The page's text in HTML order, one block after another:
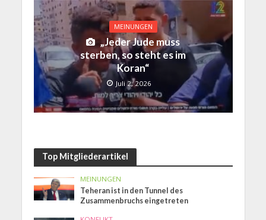
MEINUNGEN
„Jeder Jude muss
sterben, so steht es im
Koran“
Juli 2, 2026
Top Mitgliederartikel
MEINUNGEN
Teheran ist in den Tunnel des
Zusammenbruchs eingetreten